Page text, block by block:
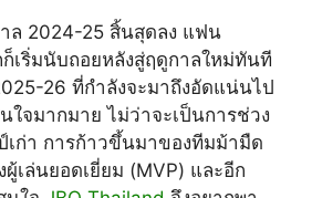
ล 2024-25 สิ้นสุดลง แฟน
เริ่มนับถอยหลังสู่ฤดูกาลใหม่ทันที
26 ที่กำลังจะมาถึงอัดแน่นไป
ใจมากมาย ไม่ว่าจะเป็นการช่วง
เก่า การก้าวขึ้นมาของทีมม้ามืด
เล่นยอดเยี่ยม (MVP) และอีก